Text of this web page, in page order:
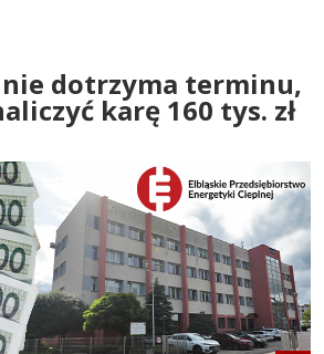
nie dotrzyma terminu,
karę 160 tys. zł